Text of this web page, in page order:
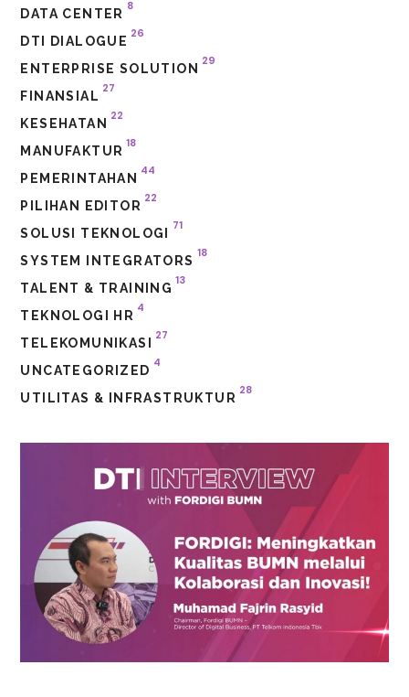
DATA CENTER
8
DTI DIALOGUE
26
ENTERPRISE SOLUTION
29
FINANSIAL
27
KESEHATAN
22
MANUFAKTUR
18
PEMERINTAHAN
44
PILIHAN EDITOR
22
SOLUSI TEKNOLOGI
71
SYSTEM INTEGRATORS
18
TALENT & TRAINING
13
TEKNOLOGI HR
4
TELEKOMUNIKASI
27
UNCATEGORIZED
4
UTILITAS & INFRASTRUKTUR
28